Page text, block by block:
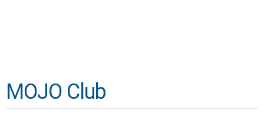
MOJO Club